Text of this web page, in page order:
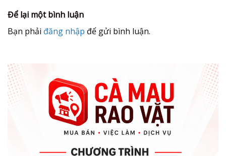
Để lại một bình luận
Bạn phải đăng nhập để gửi bình luận.